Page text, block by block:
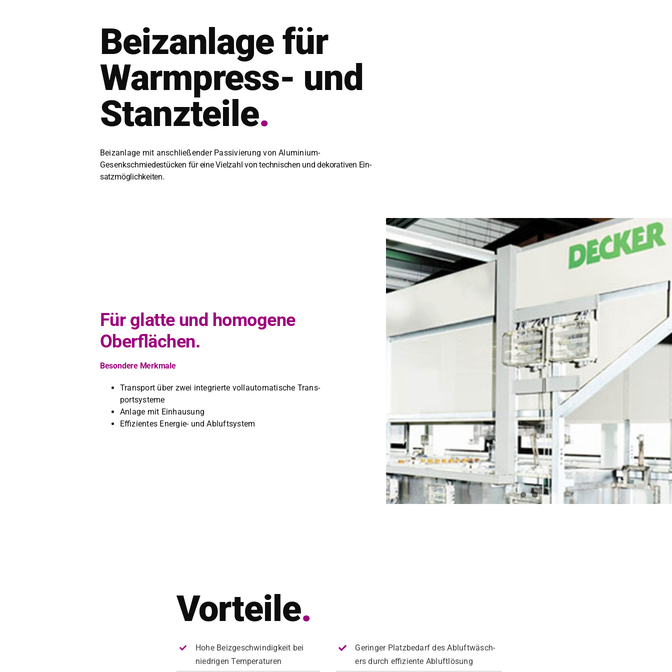
Beizanlage für
Warmpress- und
Stanzteile.
Beizan­lage mit anschließen­der Pas­sivierung von Alu­mini­um-
Gesenkschmiedestück­en für eine Vielzahl von tech­nis­chen und deko­ra­tiv­en Ein­
satzmöglichkeit­en.
Für glatte und homogene
Oberflächen.
Beson­dere Merk­male
Trans­port über zwei inte­gri­erte vol­lau­toma­tis­che Trans­
port­sys­teme
Anlage mit Ein­hausung
Effizientes Energie- und Abluft­sys­tem
Vorteile.
Hohe Beizgeschwindigkeit bei
niedri­gen Tem­per­a­turen
Geringer Platzbe­darf des Abluftwäsch­
ers durch effiziente Abluftlö­sung